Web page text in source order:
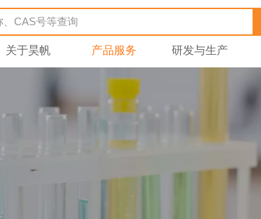
关于昊帆 产品服务 研发与生产